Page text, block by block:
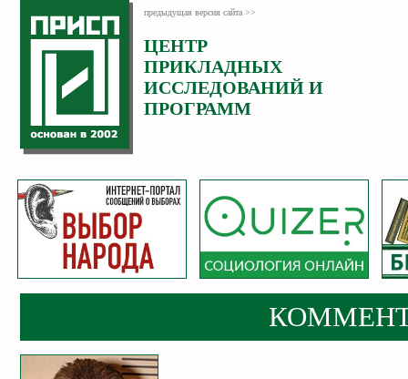
предыдущая версия сайта >>
ЦЕНТР
ПРИКЛАДНЫХ
ИССЛЕДОВАНИЙ И
ПРОГРАММ
Категория:
Комментарии